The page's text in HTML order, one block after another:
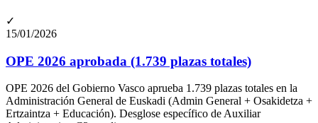
✓
15/01/2026
OPE 2026 aprobada (1.739 plazas totales)
OPE 2026 del Gobierno Vasco aprueba 1.739 plazas totales en la
Administración General de Euskadi (Admin General + Osakidetza +
Ertzaintza + Educación). Desglose específico de Auxiliar